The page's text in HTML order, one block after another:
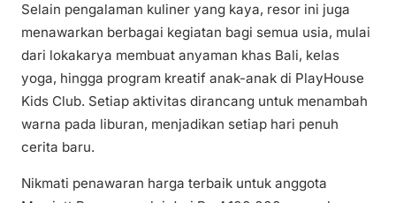
Selain pengalaman kuliner yang kaya, resor ini juga
menawarkan berbagai kegiatan bagi semua usia, mulai
dari lokakarya membuat anyaman khas Bali, kelas
yoga, hingga program kreatif anak-anak di PlayHouse
Kids Club. Setiap aktivitas dirancang untuk menambah
warna pada liburan, menjadikan setiap hari penuh
cerita baru.
Nikmati penawaran harga terbaik untuk anggota